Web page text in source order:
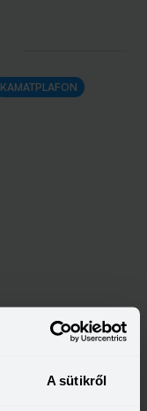
A sütikről
KAMATPLAFON